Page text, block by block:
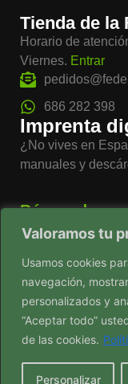
Valoramos tu
Usamos cookies
navegación,
personalizados y
“Aceptar todo”
de las cookies.
Personalizar
Tienda de la
Horario de
Viernes. Entrar
686 282 398
Imprenta
¿No vives en
manuales y
Búsqueda
Ver mapa del
© Federación